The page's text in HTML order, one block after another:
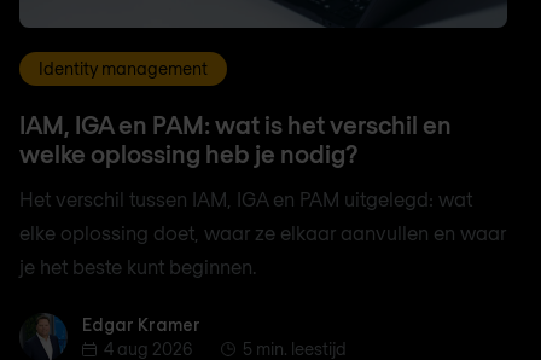
Identity management
IAM, IGA en PAM: wat is het verschil en
welke oplossing heb je nodig?
Het verschil tussen IAM, IGA en PAM uitgelegd: wat
elke oplossing doet, waar ze elkaar aanvullen en waar
je het beste kunt beginnen.
Edgar KramerEdgar Kramer
4 aug 2026
5 min. leestijd